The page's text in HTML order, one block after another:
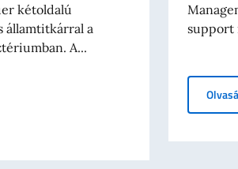
kétoldalú
államtitkárral a
A...
látogatása Klára Breuer államtitkárnál
support